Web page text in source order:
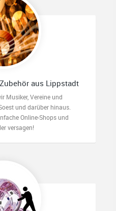
aus Lippstadt
Musiker, Vereine und
und darüber hinaus.
Online-Shops und
versagen!